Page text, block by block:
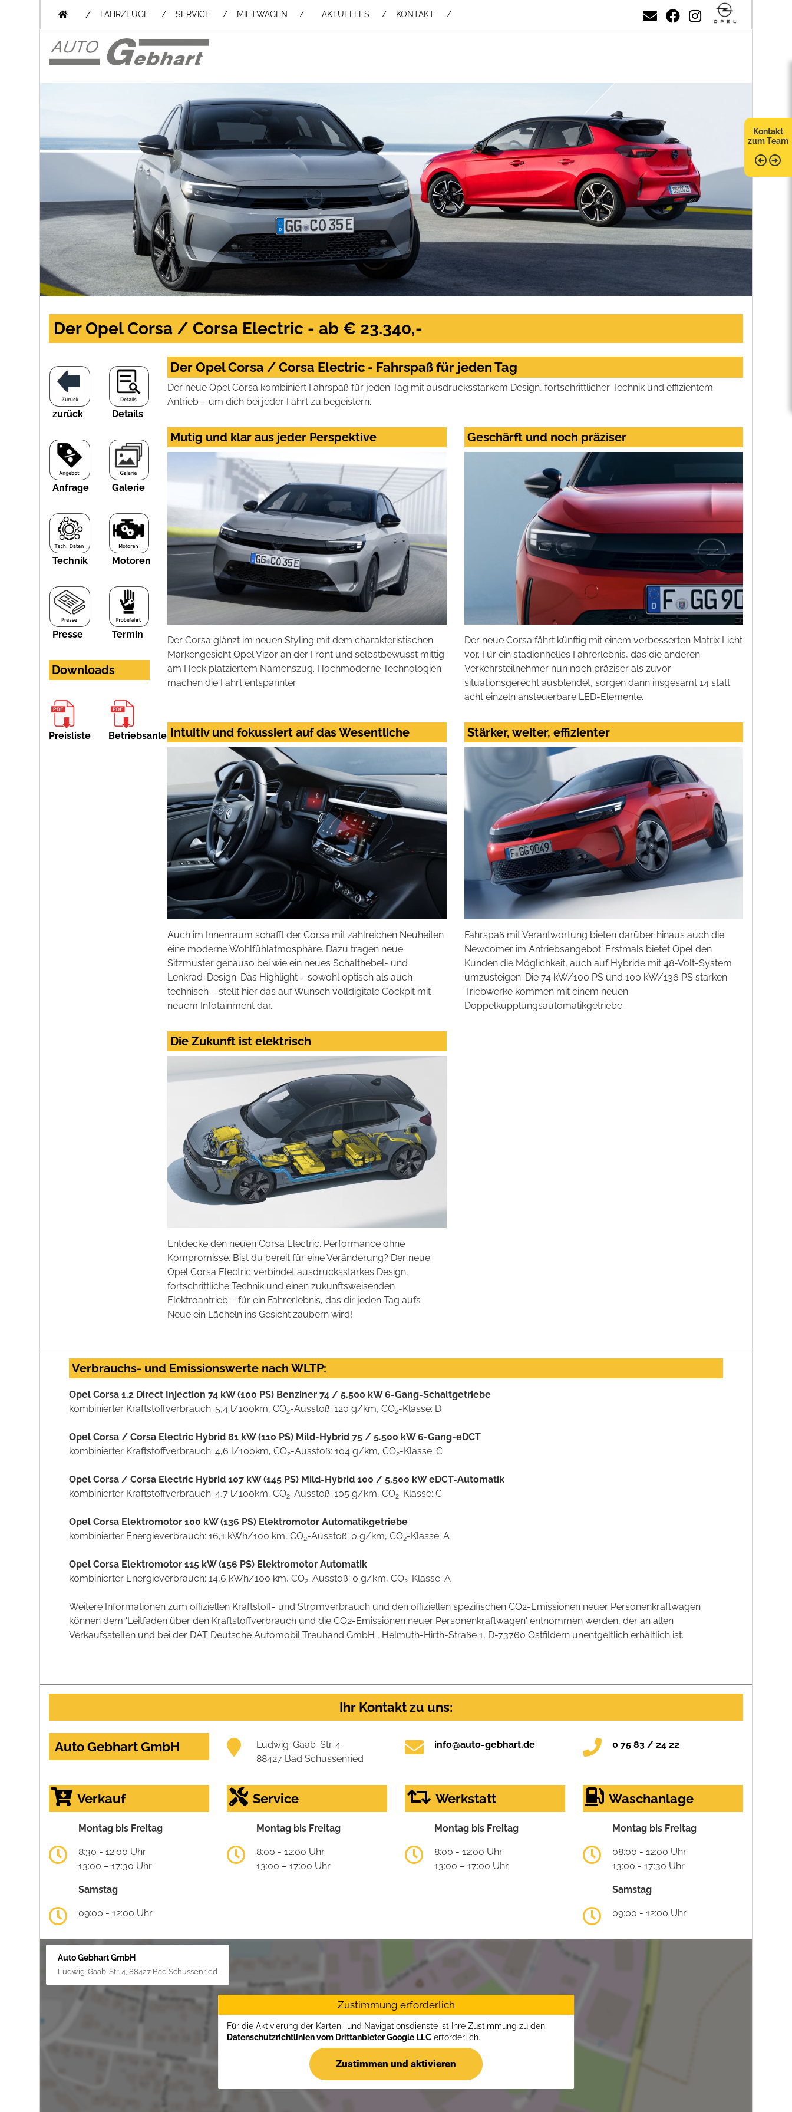
/ FAHRZEUGE SERVICE MIETWAGEN / AKTUELLES KONTAKT
Kontakt
zum Team
Der Opel Corsa / Corsa Electric - ab € 23.340,-
zurück Details
Anfrage Galerie
Technik Motoren
Presse Termin
Downloads
Preisliste Betriebsanleitung
Der Opel Corsa / Corsa Electric - Fahrspaß für jeden Tag
Der neue Opel Corsa kombiniert Fahrspaß für jeden Tag mit ausdrucksstarkem Design, fortschrittlicher Technik und effizientem
Antrieb – um dich bei jeder Fahrt zu begeistern.
Mutig und klar aus jeder Perspektive
Der Corsa glänzt im neuen Styling mit dem charakteristischen
Markengesicht Opel Vizor an der Front und selbstbewusst mittig
am Heck platziertem Namenszug. Hochmoderne Technologien
machen die Fahrt entspannter.
Geschärft und noch präziser
Der neue Corsa fährt künftig mit einem verbesserten Matrix Licht
vor. Für ein stadionhelles Fahrerlebnis, das die anderen
Verkehrsteilnehmer nun noch präziser als zuvor
situationsgerecht ausblendet, sorgen dann insgesamt 14 statt
acht einzeln ansteuerbare LED-Elemente.
Intuitiv und fokussiert auf das Wesentliche
Auch im Innenraum schafft der Corsa mit zahlreichen Neuheiten
eine moderne Wohlfühlatmosphäre. Dazu tragen neue
Sitzmuster genauso bei wie ein neues Schalthebel- und
Lenkrad-Design. Das Highlight – sowohl optisch als auch
technisch – stellt hier das auf Wunsch volldigitale Cockpit mit
neuem Infotainment dar.
Stärker, weiter, effizienter
Fahrspaß mit Verantwortung bieten darüber hinaus auch die
Newcomer im Antriebsangebot: Erstmals bietet Opel den
Kunden die Möglichkeit, auch auf Hybride mit 48-Volt-System
umzusteigen. Die 74 kW/100 PS und 100 kW/136 PS starken
Triebwerke kommen mit einem neuen
Doppelkupplungsautomatikgetriebe.
Die Zukunft ist elektrisch
Entdecke den neuen Corsa Electric. Performance ohne
Kompromisse. Bist du bereit für eine Veränderung? Der neue
Opel Corsa Electric verbindet ausdrucksstarkes Design,
fortschrittliche Technik und einen zukunftsweisenden
Elektroantrieb – für ein Fahrerlebnis, das dir jeden Tag aufs
Neue ein Lächeln ins Gesicht zaubern wird!
Verbrauchs- und Emissionswerte nach WLTP:
Opel Corsa 1.2 Direct Injection 74 kW (100 PS) Benziner 74 / 5.500 kW 6-Gang-Schaltgetriebe
kombinierter Kraftstoffverbrauch: 5,4 l/100km, CO2-Ausstoß: 120 g/km, CO2-Klasse: D
Opel Corsa / Corsa Electric Hybrid 81 kW (110 PS) Mild-Hybrid 75 / 5.500 kW 6-Gang-eDCT
kombinierter Kraftstoffverbrauch: 4,6 l/100km, CO2-Ausstoß: 104 g/km, CO2-Klasse: C
Opel Corsa / Corsa Electric Hybrid 107 kW (145 PS) Mild-Hybrid 100 / 5.500 kW eDCT-Automatik
kombinierter Kraftstoffverbrauch: 4,7 l/100km, CO2-Ausstoß: 105 g/km, CO2-Klasse: C
Opel Corsa Elektromotor 100 kW (136 PS) Elektromotor Automatikgetriebe
kombinierter Energieverbrauch: 16,1 kWh/100 km, CO2-Ausstoß: 0 g/km, CO2-Klasse: A
Opel Corsa Elektromotor 115 kW (156 PS) Elektromotor Automatik
kombinierter Energieverbrauch: 14,6 kWh/100 km, CO2-Ausstoß: 0 g/km, CO2-Klasse: A
Weitere Informationen zum offiziellen Kraftstoff- und Stromverbrauch und den offiziellen spezifischen CO2-Emissionen neuer Personenkraftwagen
können dem 'Leitfaden über den Kraftstoffverbrauch und die CO2-Emissionen neuer Personenkraftwagen' entnommen werden, der an allen
Verkaufsstellen und bei der DAT Deutsche Automobil Treuhand GmbH , Helmuth-Hirth-Straße 1, D-73760 Ostfildern unentgeltlich erhältlich ist.
Ihr Kontakt zu uns:
Auto Gebhart GmbH
Ludwig-Gaab-Str. 4
88427 Bad Schussenried
info@auto-gebhart.de 0 75 83 / 24 22
Verkauf
Montag bis Freitag
8:30 - 12:00 Uhr
13:00 – 17:30 Uhr
Samstag
09:00 - 12:00 Uhr
Service
Montag bis Freitag
8:00 - 12:00 Uhr
13:00 – 17:00 Uhr
Werkstatt
Montag bis Freitag
8:00 - 12:00 Uhr
13:00 – 17:00 Uhr
Waschanlage
Montag bis Freitag
08:00 - 12:00 Uhr
13:00 - 17:30 Uhr
Samstag
09:00 - 12:00 Uhr
Auto Gebhart GmbH
Ludwig-Gaab-Str. 4, 88427 Bad Schussenried
Zustimmung erforderlich
Für die Aktivierung der Karten- und Navigationsdienste ist Ihre Zustimmung zu den
Datenschutzrichtlinien vom Drittanbieter Google LLC erforderlich.
Zustimmen und aktivieren